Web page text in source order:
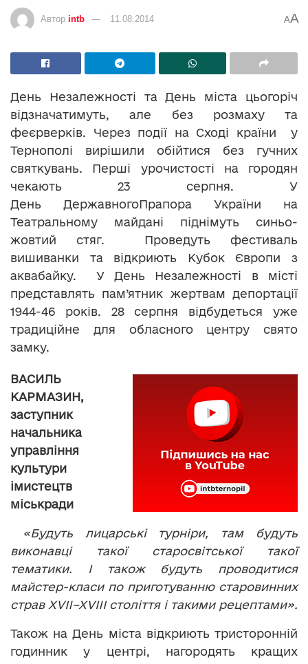
Автор intb 11.08.2014 AA
День Незалежності та День міста цьогоріч
відзначатимуть, але без розмаху та
феєрверків. Через події на Сході країни у
Тернополі вирішили обійтися без гучних
святкувань. Перші урочистості на городян
чекають 23 серпня. У
День ДержавногоПрапора України на
Театральному майдані піднімуть синьо-
жовтий стяг. Проведуть фестиваль
вишиванки та відкриють Кубок Європи з
аквабайку. У День Незалежності в місті
представлять пам’ятник жертвам депортації
1944-46 років. 28 серпня відбудеться уже
традиційне для обласного центру свято
замку.
ВАСИЛЬ
КАРМАЗИН,
заступник
начальника
управління
культури
імистецтв
міськради
«Будуть лицарські турніри, там будуть
виконавці такої старосвітської такої
тематики. І також будуть проводитися
майстер-класи по приготуванню старовинних
страв XVII–XVIIIстоліттяі такими рецептами».
Також на День міста відкриють тристоронній
годинник у центрі, нагородять кращих